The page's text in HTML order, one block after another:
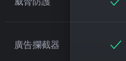
廣告攔截器